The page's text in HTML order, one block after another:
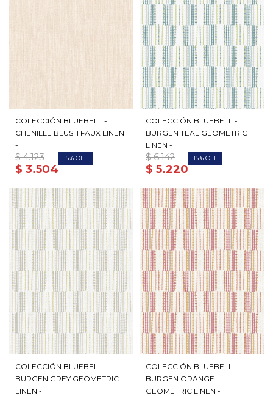
COLECCIÓN BLUEBELL -
CHENILLE BLUSH FAUX LINEN
-
$ 3.504
$ 4.123 15
COLECCIÓN BLUEBELL -
BURGEN TEAL GEOMETRIC
LINEN -
$ 5.220
$ 6.142 15
COLECCIÓN BLUEBELL -
BURGEN GREY GEOMETRIC
LINEN -
COLECCIÓN BLUEBELL -
BURGEN ORANGE
GEOMETRIC LINEN -